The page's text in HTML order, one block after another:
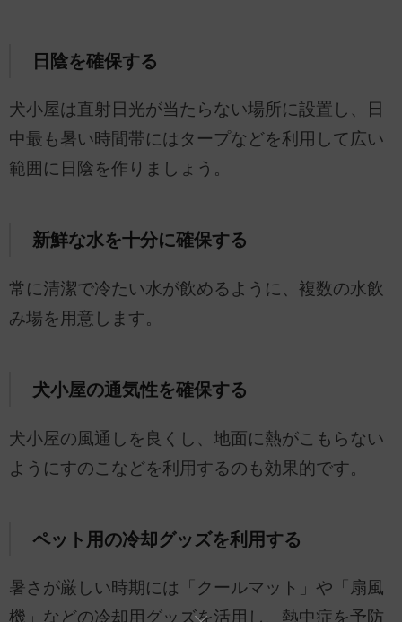
日陰を確保する
犬小屋は直射日光が当たらない場所に設置し、日
中最も暑い時間帯にはタープなどを利用して広い
範囲に日陰を作りましょう。
新鮮な水を十分に確保する
常に清潔で冷たい水が飲めるように、複数の水飲
み場を用意します。
犬小屋の通気性を確保する
犬小屋の風通しを良くし、地面に熱がこもらない
ようにすのこなどを利用するのも効果的です。
ペット用の冷却グッズを利用する
暑さが厳しい時期には「クールマット」や「扇風
機」などの冷却用グッズを活用し、熱中症を予防